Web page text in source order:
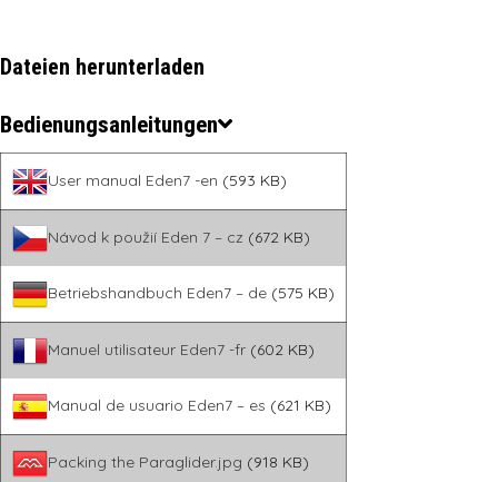
Dateien herunterladen
Bedienungsanleitungen
User manual Eden7 -en (593 KB)
Návod k použií Eden 7 – cz (672 KB)
Betriebshandbuch Eden7 – de (575 KB)
Manuel utilisateur Eden7 -fr (602 KB)
Manual de usuario Eden7 – es (621 KB)
Packing the Paraglider.jpg (918 KB)